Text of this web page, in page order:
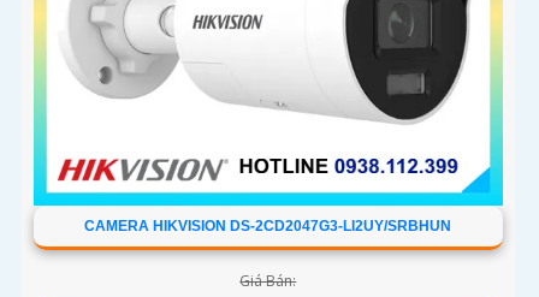
CAMERA HIKVISION DS-2CD2047G3-LI2UY/SRBHUN
Giá Bán: